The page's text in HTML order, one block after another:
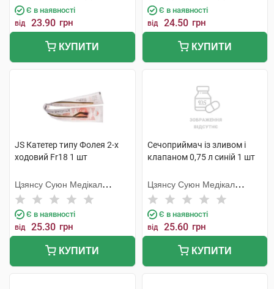
Є в наявності
від 23.90 грн
КУПИТИ
Є в наявності
від 24.50 грн
КУПИТИ
JS Катетер типу Фолея 2-х
ходовий Fr18 1 шт
Цзянсу Суюн Медікал
Метіріалс
Є в наявності
від 25.30 грн
КУПИТИ
Сечоприймач із зливом і
клапаном 0,75 л синій 1 шт
Цзянсу Суюн Медікал
Метіріалс
Є в наявності
від 25.60 грн
КУПИТИ